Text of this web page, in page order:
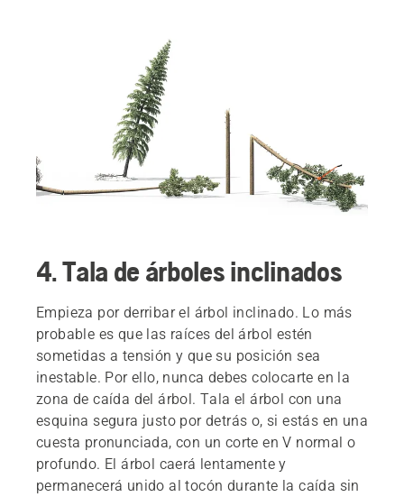
4. Tala de árboles inclinados
Empieza por derribar el árbol inclinado. Lo más
probable es que las raíces del árbol estén
sometidas a tensión y que su posición sea
inestable. Por ello, nunca debes colocarte en la
zona de caída del árbol. Tala el árbol con una
esquina segura justo por detrás o, si estás en una
cuesta pronunciada, con un corte en V normal o
profundo. El árbol caerá lentamente y
permanecerá unido al tocón durante la caída sin